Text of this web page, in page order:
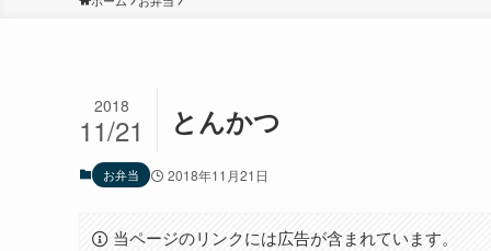
とんかつ
2018
11/21
お弁当 2018年11月21日
当ページのリンクには広告が含まれています。